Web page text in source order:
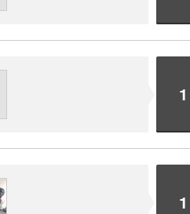
1
1